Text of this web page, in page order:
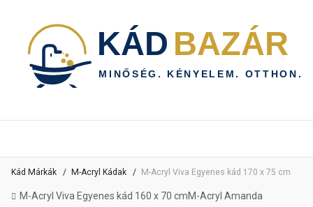
Kád Márkák M-Acryl Kádak M-Acryl Viva Egyenes kád 170 x 75 cm
M-Acryl Viva Egyenes kád 160 x 70 cmM-Acryl Amanda